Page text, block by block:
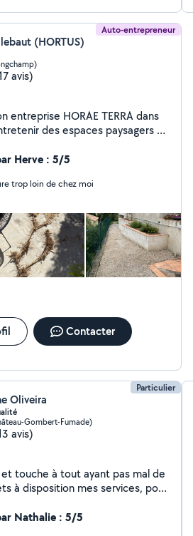
Auto-entrepreneur
(HORTUS)
avis)
des espaces paysagers de
alimentaire pour que le jardin
et j'accompagne les usagers à
leur jardin.
Herve : 5/5
trop loin de chez moi
Contacter
Particulier
Oliveira
Gombert-Fumade)
avis)
touche à tout ayant pas mal de
à disposition mes services, pour
aussi bricolage en tout genre.
nécessaire) Étant limité
Nathalie : 5/5